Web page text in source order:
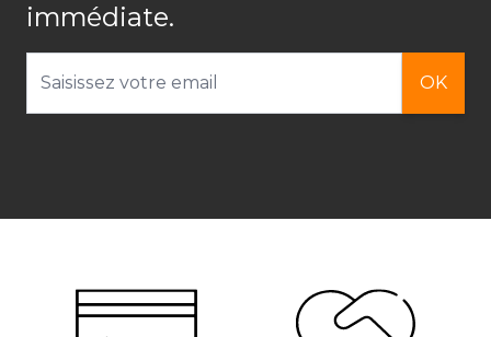
immédiate.
OK